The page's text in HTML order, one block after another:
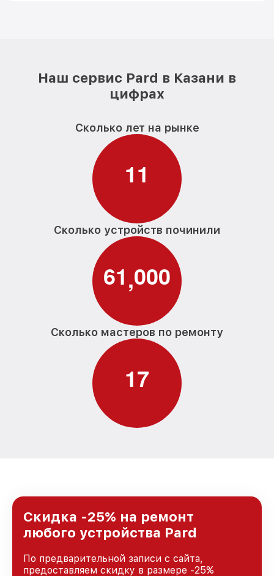
Наш сервис Pard в Казани в
цифрах
Сколько лет на рынке
11
Сколько устройств починили
61,000
Сколько мастеров по ремонту
17
Скидка -25% на ремонт
любого устройства Pard
По предварительной записи с сайта,
предоставляем скидку в размере -25%